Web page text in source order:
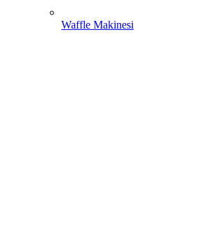
Waffle Makinesi